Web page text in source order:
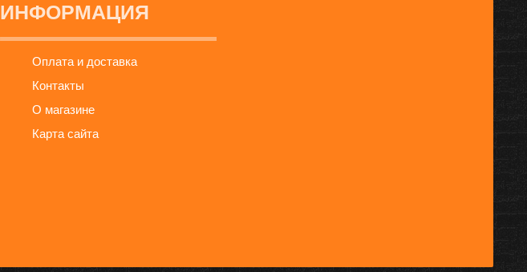
ИНФОРМАЦИЯ
Оплата и доставка
Контакты
О магазине
Карта сайта